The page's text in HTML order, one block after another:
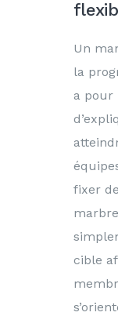
Un
la
a pour
fixer
cible